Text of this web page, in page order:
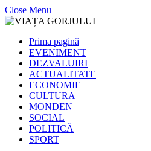
Close Menu
Prima pagină
EVENIMENT
DEZVALUIRI
ACTUALITATE
ECONOMIE
CULTURA
MONDEN
SOCIAL
POLITICĂ
SPORT